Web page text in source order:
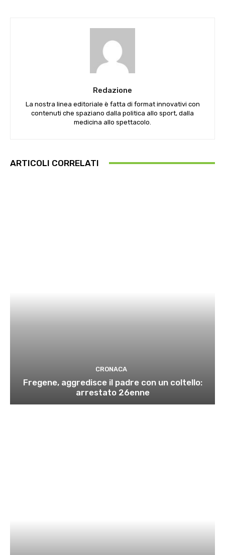
Redazione
La nostra linea editoriale è fatta di format innovativi con
contenuti che spaziano dalla politica allo sport, dalla
medicina allo spettacolo.
ARTICOLI CORRELATI
CRONACA
Fregene, aggredisce il padre con un coltello:
arrestato 26enne